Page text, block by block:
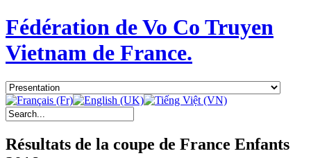
Fédération de Vo Co Truyen
Vietnam de France.
Résultats de la coupe de France Enfants